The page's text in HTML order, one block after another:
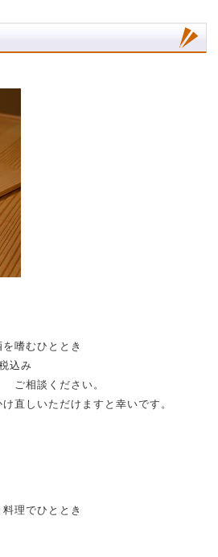
嗜むひととき
込み
相談ください。
直しいただけますと幸いです。
理でひととき